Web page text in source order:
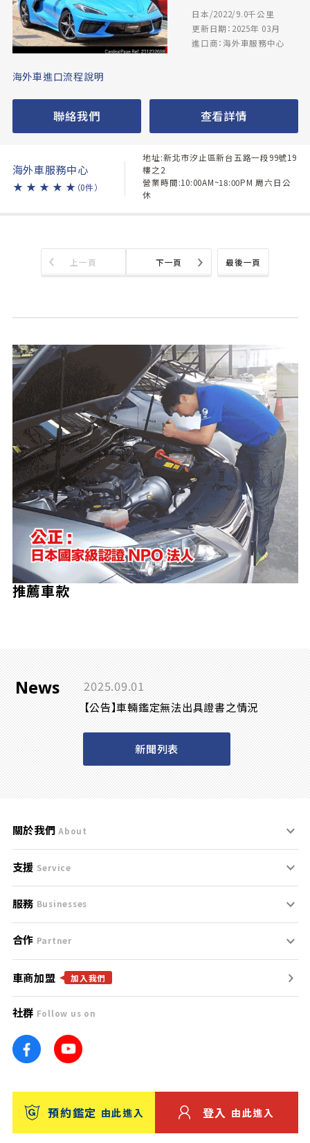
日本/2022/9.0千公里
更新日期：2025年 03月
進口商：海外車服務中心
海外車進口流程說明
聯絡我們 查看詳情
海外車服務中心
★ ★ ★ ★ ★ （0件）
地址:新北市汐止區新台五路一段99號19
樓之2
營業時間:10:00AM~18:00PM 周六日公
休
最後一頁
上一頁 下一頁
推薦車款
News 2025.09.01
【公告】車輛鑑定無法出具證書之情況
新聞列表
關於我們 About
刊登規範
服務條款
免責聲明
隱私權政策
團隊
車訊網
台灣優良中古車商大獎
支援 Service
支援中心
聯絡我們
服務 Businesses
什麼是Goo鑑定？
找好車
找好店
找海外車
消費者評價
合作 Partner
合作夥伴
廣告合作
車商加盟 加入我們
社群 Follow us on
預約鑑定 由此進入 登入 由此進入